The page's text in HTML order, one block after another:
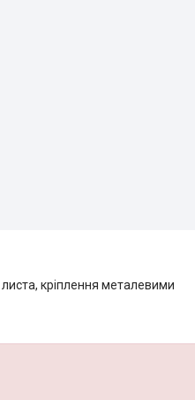
кріплення металевими